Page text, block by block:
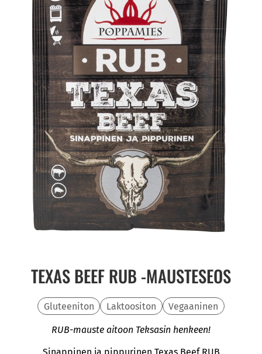
TEXAS BEEF RUB -MAUSTESEOS
Gluteeniton Laktoositon Vegaaninen
RUB-mauste aitoon Teksasin henkeen!